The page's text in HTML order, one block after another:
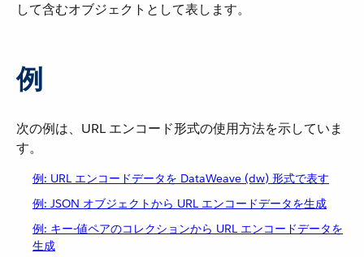
して含むオブジェクトとして表します。
例
次の例は、URL エンコード形式の使用方法を示していま
す。
例: URL エンコードデータを DataWeave (dw) 形式で表す
例: JSON オブジェクトから URL エンコードデータを生成
例: キー-値ペアのコレクションから URL エンコードデータを
生成